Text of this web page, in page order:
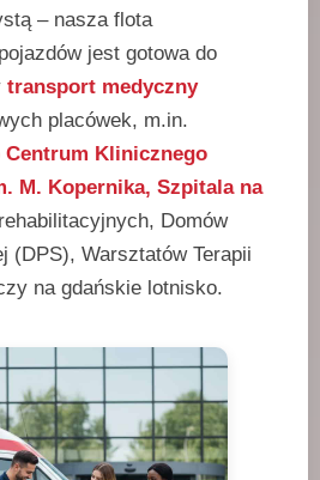
– nasza flota
jest gotowa do
transport medyczny
placówek, m.in.
Centrum Klinicznego
M. Kopernika, Szpitala na
Domów
(DPS), Warsztatów Terapii
na gdańskie lotnisko.